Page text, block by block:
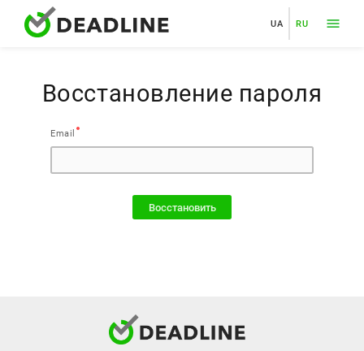
UA RU
Восстановление пароля
Email
Восстановить